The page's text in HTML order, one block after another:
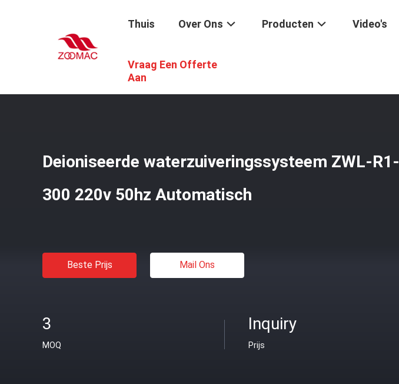
Thuis Over Ons Producten Video's
Vraag Een Offerte
Aan
Gedeioniseerde Watermachine
Deioniseerde waterzuiveringssysteem ZWL-R1-
300 220v 50hz Automatisch
Beste Prijs Mail Ons
3
MOQ
Inquiry
Prijs